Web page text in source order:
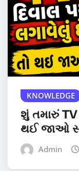
KNOWLEDGE
શું તમારું TV
થઈ જાઓ
Admin